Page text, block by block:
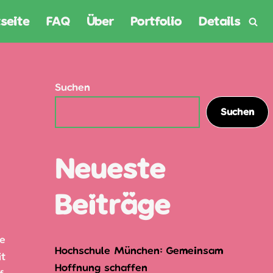
FAQ Über Portfolio Details
Suchen
Suchen
Neueste
Beiträge
Hochschule München: Gemeinsam
Hoffnung schaffen